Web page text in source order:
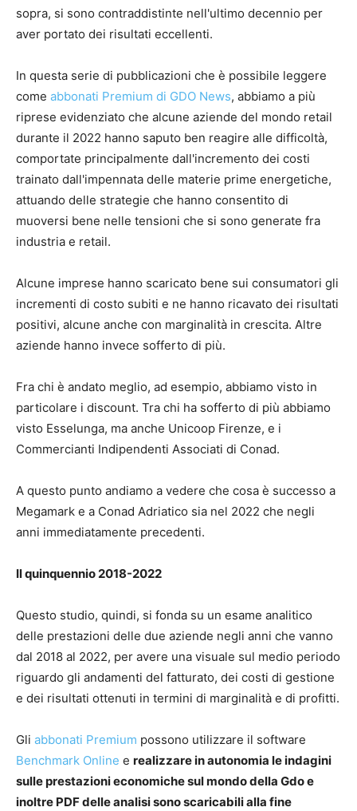
sopra, si sono contraddistinte nell'ultimo decennio per
aver portato dei risultati eccellenti.
In questa serie di pubblicazioni che è possibile leggere
come abbonati Premium di GDO News, abbiamo a più
riprese evidenziato che alcune aziende del mondo retail
durante il 2022 hanno saputo ben reagire alle difficoltà,
comportate principalmente dall'incremento dei costi
trainato dall'impennata delle materie prime energetiche,
attuando delle strategie che hanno consentito di
muoversi bene nelle tensioni che si sono generate fra
industria e retail.
Alcune imprese hanno scaricato bene sui consumatori gli
incrementi di costo subiti e ne hanno ricavato dei risultati
positivi, alcune anche con marginalità in crescita. Altre
aziende hanno invece sofferto di più.
Fra chi è andato meglio, ad esempio, abbiamo visto in
particolare i discount. Tra chi ha sofferto di più abbiamo
visto Esselunga, ma anche Unicoop Firenze, e i
Commercianti Indipendenti Associati di Conad.
A questo punto andiamo a vedere che cosa è successo a
Megamark e a Conad Adriatico sia nel 2022 che negli
anni immediatamente precedenti.
Il quinquennio 2018-2022
Questo studio, quindi, si fonda su un esame analitico
delle prestazioni delle due aziende negli anni che vanno
dal 2018 al 2022, per avere una visuale sul medio periodo
riguardo gli andamenti del fatturato, dei costi di gestione
e dei risultati ottenuti in termini di marginalità e di profitti.
Gli abbonati Premium possono utilizzare il software
Benchmark Online e realizzare in autonomia le indagini
sulle prestazioni economiche sul mondo della Gdo e
inoltre PDF delle analisi sono scaricabili alla fine